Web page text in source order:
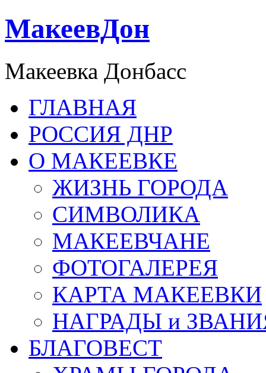
МакеевДон
Макеевка Донбасс
ГЛАВНАЯ
РОССИЯ ДНР
О МАКЕЕВКЕ
ЖИЗНЬ ГОРОДА
СИМВОЛИКА
МАКЕЕВЧАНЕ
ФОТОГАЛЕРЕЯ
КАРТА МАКЕЕВКИ
НАГРАДЫ и
БЛАГОВЕСТ